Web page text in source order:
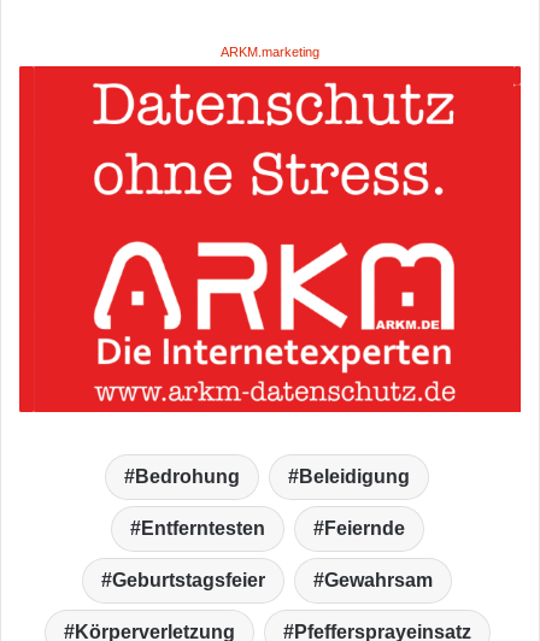
ARKM.marketing
Bedrohung Beleidigung
Entferntesten Feiernde
Geburtstagsfeier Gewahrsam
Körperverletzung Pfeffersprayeinsatz